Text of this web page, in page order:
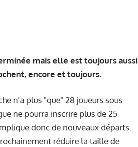
mais elle est toujours aussi
encore et toujours.
n'a plus "que" 28 joueurs sous
ne pourra inscrire plus de 25
donc de nouveaux départs.
réduire la taille de